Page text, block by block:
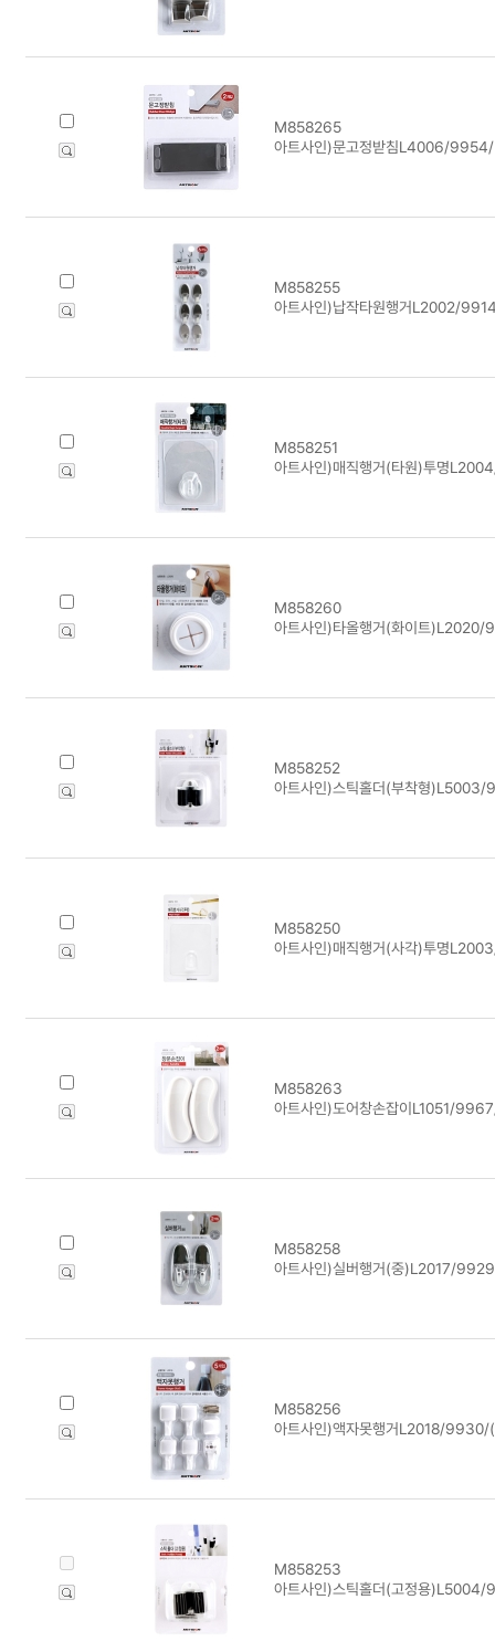
M858265
아트사인)문고정받침L4006/
M858255
아트사인)납작타원행거L2002/
M858251
아트사인)매직행거(타원)투명
M858260
아트사인)타올행거(화이트
M858252
아트사인)스틱홀더(부착형
M858250
아트사인)매직행거(사각)투명
M858263
아트사인)도어창손잡이L1051/
M858258
아트사인)실버행거(중)L2017/
M858256
아트사인)액자못행거L2018/
M858253
아트사인)스틱홀더(고정용